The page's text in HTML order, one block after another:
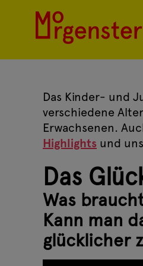
Das Kinder- und
verschiedene
Erwachsenen.
Highlights und
Das
Was
Kann man
glücklicher